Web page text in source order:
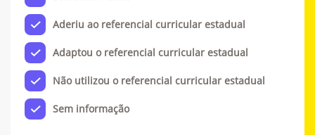
Aderiu ao referencial curricular estadual
Adaptou o referencial curricular estadual
Não utilizou o referencial curricular estadual
Sem informação